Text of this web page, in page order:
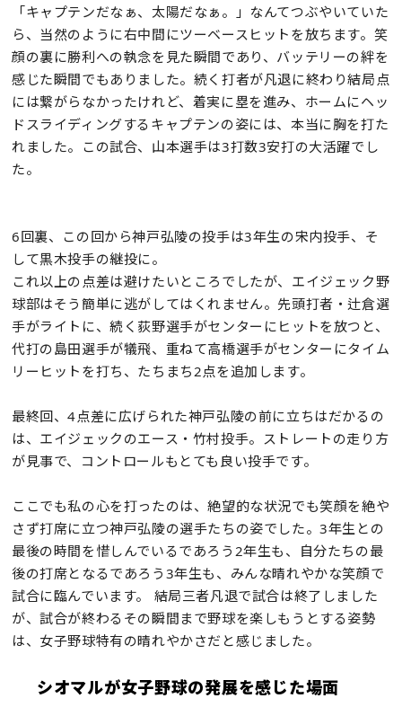
「キャプテンだなぁ、太陽だなぁ。」なんてつぶやいていた
ら、当然のように右中間にツーベースヒットを放ちます。笑
顔の裏に勝利への執念を見た瞬間であり、バッテリーの絆を
感じた瞬間でもありました。続く打者が凡退に終わり結局点
には繋がらなかったけれど、着実に塁を進み、ホームにヘッ
ドスライディングするキャプテンの姿には、本当に胸を打た
れました。この試合、山本選手は3打数3安打の大活躍でし
た。
6回裏、この回から神戸弘陵の投手は3年生の宋内投手、そ
して黒木投手の継投に。
これ以上の点差は避けたいところでしたが、エイジェック野
球部はそう簡単に逃がしてはくれません。先頭打者・辻倉選
手がライトに、続く荻野選手がセンターにヒットを放つと、
代打の島田選手が犠飛、重ねて高橋選手がセンターにタイム
リーヒットを打ち、たちまち2点を追加します。
最終回、4点差に広げられた神戸弘陵の前に立ちはだかるの
は、エイジェックのエース・竹村投手。ストレートの走り方
が見事で、コントロールもとても良い投手です。
ここでも私の心を打ったのは、絶望的な状況でも笑顔を絶や
さず打席に立つ神戸弘陵の選手たちの姿でした。3年生との
最後の時間を惜しんでいるであろう2年生も、自分たちの最
後の打席となるであろう3年生も、みんな晴れやかな笑顔で
試合に臨んでいます。 結局三者凡退で試合は終了しました
が、試合が終わるその瞬間まで野球を楽しもうとする姿勢
は、女子野球特有の晴れやかさだと感じました。
シオマルが女子野球の発展を感じた場面